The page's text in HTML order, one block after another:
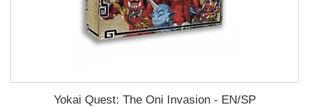
Yokai Quest: The Oni Invasion - EN/SP